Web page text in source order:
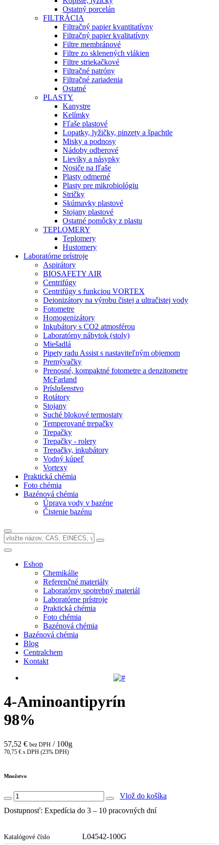
Ostatný porcelán
FILTRÁCIA
Filtračný papier kvantitatívny
Filtračný papier kvalitatívny
Filtre membránové
Filtre zo sklenených vlákien
Filtre striekačkové
Filtračné patróny
Filtračné zariadenia
Ostatné
PLASTY
Kanystre
Kelímky
Fľaše plastové
Lopatky, lyžičky, pinzety a špachtle
Misky a podnosy
Nádoby odberové
Lieviky a násypky
Nosiče na fľaše
Plasty odmerné
Plasty pre mikrobiológiu
Stričky
Skúmavky plastové
Stojany plastové
Ostatné pomôcky z plastu
TEPLOMERY
Teplomery
Hustomery
Laboratórne prístroje
Aspirátory
BIOSAFETY AIR
Centrifúgy
Centrifúgy s funkciou VORTEX
Deionizátory na výrobu čistej a ultračistej vody
Fotometre
Homogenizátory
Inkubátory s CO2 atmosférou
Laboratórny nábytok (stoly)
Miešadlá
Pipety radu Assist s nastaviteľným objemom
Premývačky
Prenosné, kompaktné fotometre a denzitometre
McFarland
Príslušenstvo
Rotátory
Stojany
Suché blokové termostaty
Temperované trepačky
Trepačky
Trepačky - rolery
Trepačky, inkubátory
Vodný kúpeľ
Vortexy
Praktická chémia
Foto chémia
Bazénová chémia
Úprava vody v bazéne
Čistenie bazénu
Eshop
Chemikálie
Referenčné materiály
Laboratórny spotrebný materiál
Laboratórne prístroje
Praktická chémia
Foto chémia
Bazénová chémia
Bazénová chémia
Blog
Centralchem
Kontakt
4-Aminoantipyrín
98%
57,52 € bez DPH / 100g
70,75 € s DPH (23% DPH)
Množstvo
Vlož do košíka
Dostupnosť: Expedícia do 3 – 10 pracovných dní
Katalógové číslo L04542-100G